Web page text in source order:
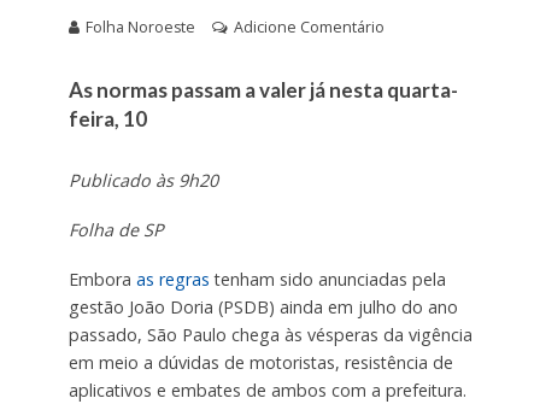
Folha Noroeste Adicione Comentário
As normas passam a valer já nesta quarta-
feira, 10
Publicado às 9h20
Folha de SP
Embora as regras tenham sido anunciadas pela
gestão João Doria (PSDB) ainda em julho do ano
passado, São Paulo chega às vésperas da vigência
em meio a dúvidas de motoristas, resistência de
aplicativos e embates de ambos com a prefeitura.